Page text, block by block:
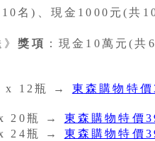
10名)、現金1000元(共
》獎項 ：現金10萬元(共
x 12瓶 → 東森購物特
20瓶 → 東森購物特價
24瓶 → 東森購物特價